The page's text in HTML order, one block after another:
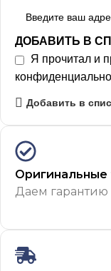
ДОБАВИТЬ В
Я прочитал и
Добавить в
Оригинальные
Даем гарантию